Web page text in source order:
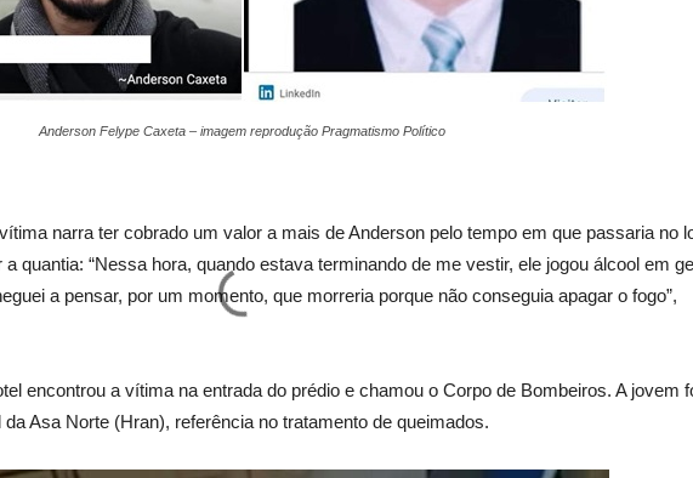
Anderson Felype Caxeta – imagem reprodução Pragmatismo Político
narra ter cobrado um valor a mais de Anderson pelo tempo em que passaria no
quantia: “Nessa hora, quando estava terminando de me vestir, ele jogou álcool em
a pensar, por um momento, que morreria porque não conseguia apagar o fogo”,
encontrou a vítima na entrada do prédio e chamou o Corpo de Bombeiros. A jovem
Asa Norte (Hran), referência no tratamento de queimados.